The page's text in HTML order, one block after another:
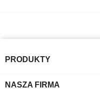
PRODUKTY
NASZA FIRMA